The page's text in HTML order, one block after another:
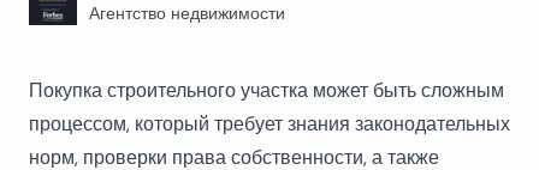
Агентство недвижимости
Покупка строительного участка может быть сложным
процессом, который требует знания законодательных
норм, проверки права собственности, а также